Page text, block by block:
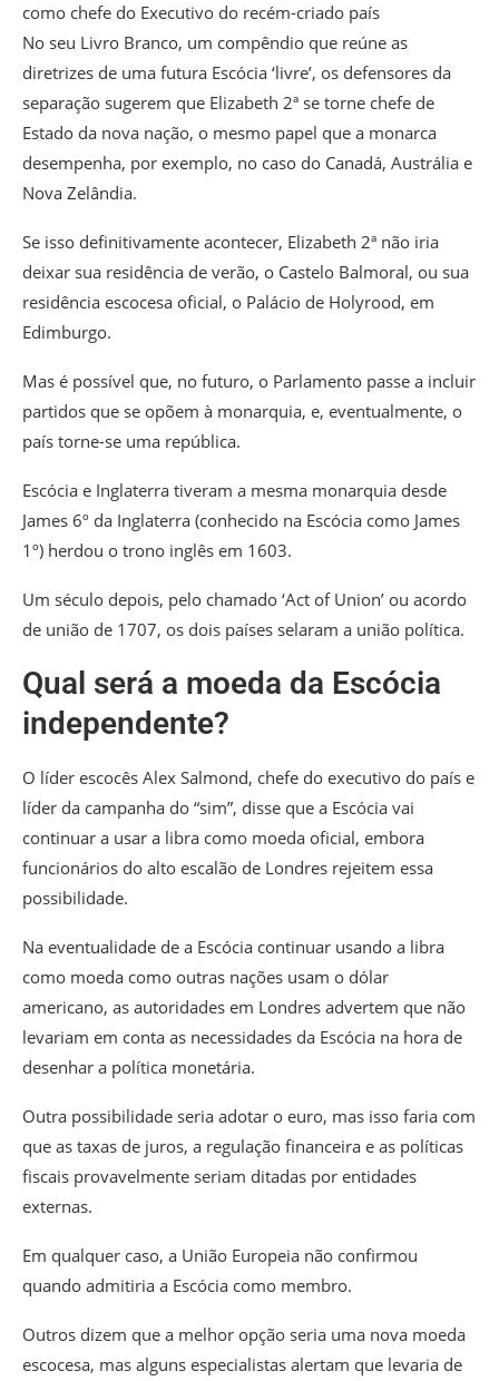
como chefe do Executivo do recém-criado país
No seu Livro Branco, um compêndio que reúne as
diretrizes de uma futura Escócia ‘livre’, os defensores da
separação sugerem que Elizabeth 2ª se torne chefe de
Estado da nova nação, o mesmo papel que a monarca
desempenha, por exemplo, no caso do Canadá, Austrália e
Nova Zelândia.
Se isso definitivamente acontecer, Elizabeth 2ª não iria
deixar sua residência de verão, o Castelo Balmoral, ou sua
residência escocesa oficial, o Palácio de Holyrood, em
Edimburgo.
Mas é possível que, no futuro, o Parlamento passe a incluir
partidos que se opõem à monarquia, e, eventualmente, o
país torne-se uma república.
Escócia e Inglaterra tiveram a mesma monarquia desde
James 6º da Inglaterra (conhecido na Escócia como James
1º) herdou o trono inglês em 1603.
Um século depois, pelo chamado ‘Act of Union’ ou acordo
de união de 1707, os dois países selaram a união política.
Qual será a moeda da Escócia
independente?
O líder escocês Alex Salmond, chefe do executivo do país e
líder da campanha do “sim”, disse que a Escócia vai
continuar a usar a libra como moeda oficial, embora
funcionários do alto escalão de Londres rejeitem essa
possibilidade.
Na eventualidade de a Escócia continuar usando a libra
como moeda como outras nações usam o dólar
americano, as autoridades em Londres advertem que não
levariam em conta as necessidades da Escócia na hora de
desenhar a política monetária.
Outra possibilidade seria adotar o euro, mas isso faria com
que as taxas de juros, a regulação financeira e as políticas
fiscais provavelmente seriam ditadas por entidades
externas.
Em qualquer caso, a União Europeia não confirmou
quando admitiria a Escócia como membro.
Outros dizem que a melhor opção seria uma nova moeda
escocesa, mas alguns especialistas alertam que levaria de